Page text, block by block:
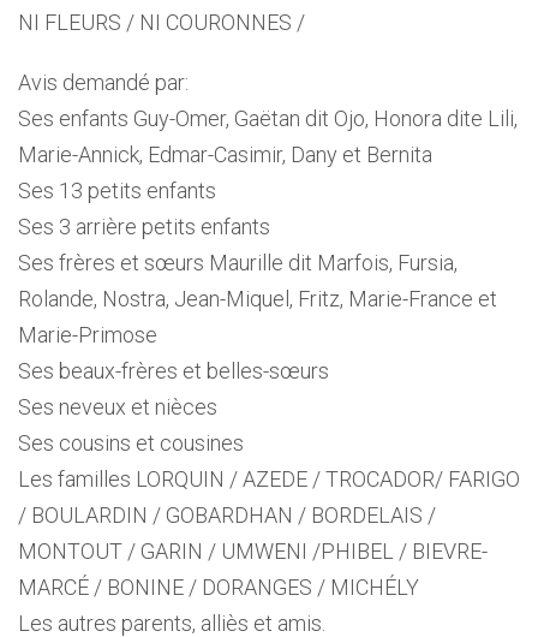
NI FLEURS / NI COURONNES /
Avis demandé par:
Ses enfants Guy-Omer, Gaëtan dit Ojo, Honora dite Lili,
Marie-Annick, Edmar-Casimir, Dany et Bernita
Ses 13 petits enfants
Ses 3 arrière petits enfants
Ses frères et sœurs Maurille dit Marfois, Fursia,
Rolande, Nostra, Jean-Miquel, Fritz, Marie-France et
Marie-Primose
Ses beaux-frères et belles-sœurs
Ses neveux et nièces
Ses cousins et cousines
Les familles LORQUIN / AZEDE / TROCADOR/ FARIGO
/ BOULARDIN / GOBARDHAN / BORDELAIS /
MONTOUT / GARIN / UMWENI /PHIBEL / BIEVRE-
MARCÉ / BONINE / DORANGES / MICHÉLY
Les autres parents, alliès et amis.